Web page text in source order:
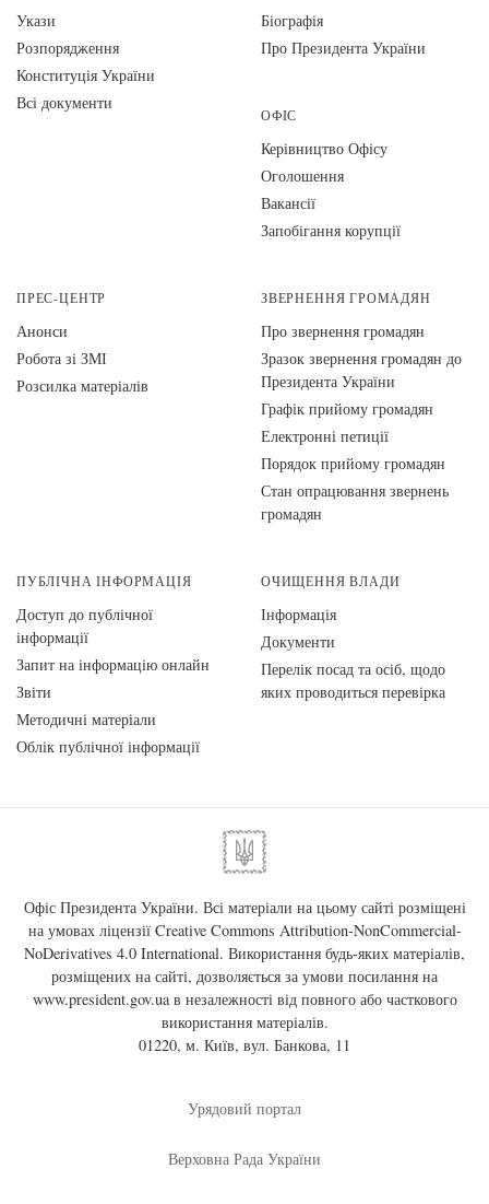
Укази
Розпорядження
Конституція України
Всі документи
Біографія
Про Президента України
ОФІС
Керівництво Офісу
Оголошення
Вакансії
Запобігання корупції
ПРЕС-ЦЕНТР
Анонси
Робота зі ЗМІ
Розсилка матеріалів
ЗВЕРНЕННЯ ГРОМАДЯН
Про звернення громадян
Зразок звернення громадян до
Президента України
Графік прийому громадян
Електронні петиції
Порядок прийому громадян
Стан опрацювання звернень
громадян
ПУБЛІЧНА ІНФОРМАЦІЯ
Доступ до публічної
інформації
Запит на інформацію онлайн
Звіти
Методичні матеріали
Облік публічної інформації
ОЧИЩЕННЯ ВЛАДИ
Інформація
Документи
Перелік посад та осіб, щодо
яких проводиться перевірка
Офіс Президента України. Всі матеріали на цьому сайті розміщені
на умовах ліцензії Creative Commons Attribution-NonCommercial-
NoDerivatives 4.0 International. Використання будь-яких матеріалів,
розміщених на сайті, дозволяється за умови посилання на
www.president.gov.uaв незалежності від повного або часткового
використання матеріалів.
01220, м. Київ, вул. Банкова, 11
Урядовий портал
Верховна Рада України